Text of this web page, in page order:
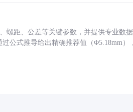
螺距、公差等关键参数，并提供专业数
过公式推导给出精确推荐值（Φ5.18mm）